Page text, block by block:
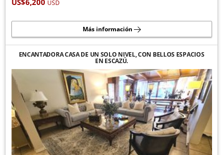
US$6,200 USD
Más información
ENCANTADORA CASA DE UN SOLO NIVEL, CON BELLOS ESPACIOS
EN ESCAZÚ.